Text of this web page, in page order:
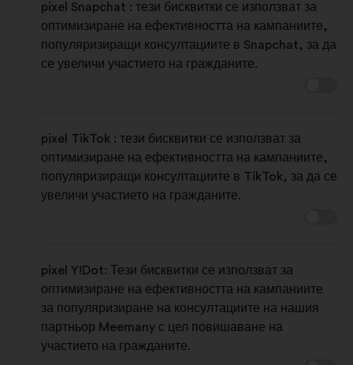
pixel Snapchat : тези бисквитки се използват за
оптимизиране на ефективността на кампаниите,
популяризиращи консултациите в Snapchat, за да
се увеличи участието на гражданите.
pixel TikTok : тези бисквитки се използват за
оптимизиране на ефективността на кампаниите,
популяризиращи консултациите в TikTok, за да се
увеличи участието на гражданите.
pixel Y!Dot: Тези бисквитки се използват за
оптимизиране на ефективността на кампаниите
за популяризиране на консултациите на нашия
партньор Meemany с цел повишаване на
участието на гражданите.